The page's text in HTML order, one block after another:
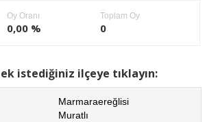
Oy Oranı
0,00 %
Toplam Oy
0
istediğiniz ilçeye tıklayın:
Marmaraereğlisi
Muratlı